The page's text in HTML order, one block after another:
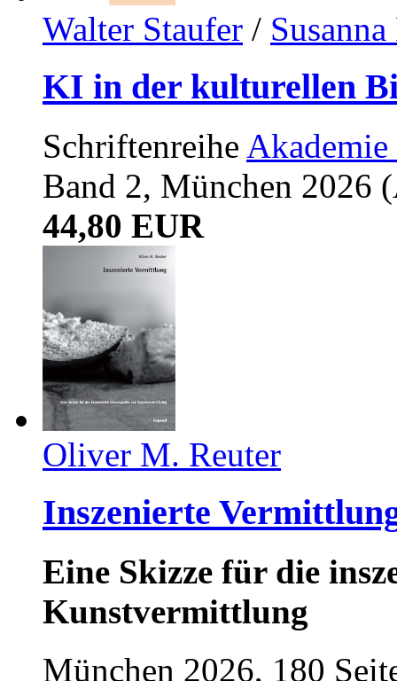
Walter Staufer /
KI in der kulturellen
Schriftenreihe
Band 2, München 2026
44,80 EUR
Oliver M. Reuter
Inszenierte
Eine Skizze für die
Kunstvermittlung
München 2026, 180